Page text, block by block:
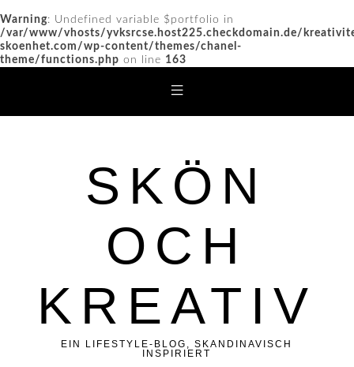
Warning: Undefined variable $portfolio in
/var/www/vhosts/yvksrcse.host225.checkdomain.de/
skoenhet.com/wp-content/themes/chanel-
theme/functions.php on line 163
SKÖN
OCH
KREATIV
EIN LIFESTYLE-BLOG, SKANDINAVISCH
INSPIRIERT